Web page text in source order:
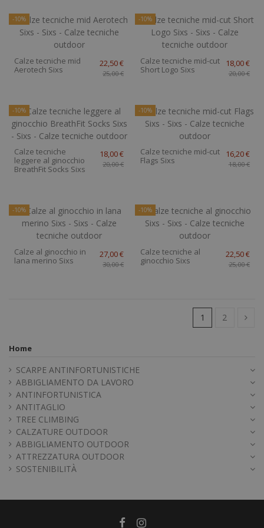
-10%
Calze tecniche mid
Aerotech Sixs
22,50 €
25,00 €
-10%
Calze tecniche mid-cut
Short Logo Sixs
18,00 €
20,00 €
-10%
Calze tecniche
leggere al ginocchio
BreathFit Socks Sixs
18,00 €
20,00 €
-10%
Calze tecniche mid-cut
Flags Sixs
16,20 €
18,00 €
-10%
Calze al ginocchio in
lana merino Sixs
27,00 €
30,00 €
-10%
Calze tecniche al
ginocchio Sixs
22,50 €
25,00 €
1 2
Home
SCARPE ANTINFORTUNISTICHE
ABBIGLIAMENTO DA LAVORO
ANTINFORTUNISTICA
ANTITAGLIO
TREE CLIMBING
CALZATURE OUTDOOR
ABBIGLIAMENTO OUTDOOR
ATTREZZATURA OUTDOOR
SOSTENIBILITÀ